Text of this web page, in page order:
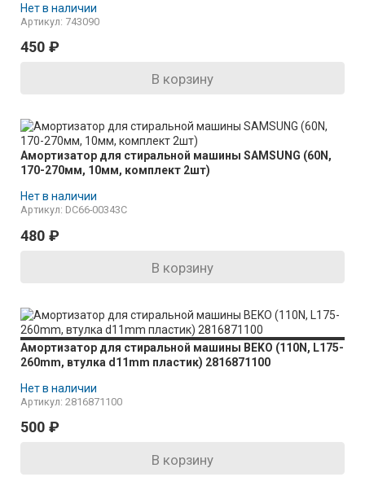
Нет в наличии
Артикул: 743090
450 ₽
В корзину
Амортизатор для стиральной машины SAMSUNG (60N,
170-270мм, 10мм, комплект 2шт)
Нет в наличии
Артикул: DC66-00343C
480 ₽
В корзину
Амортизатор для стиральной машины BEKO (110N, L175-
260mm, втулка d11mm пластик) 2816871100
Нет в наличии
Артикул: 2816871100
500 ₽
В корзину